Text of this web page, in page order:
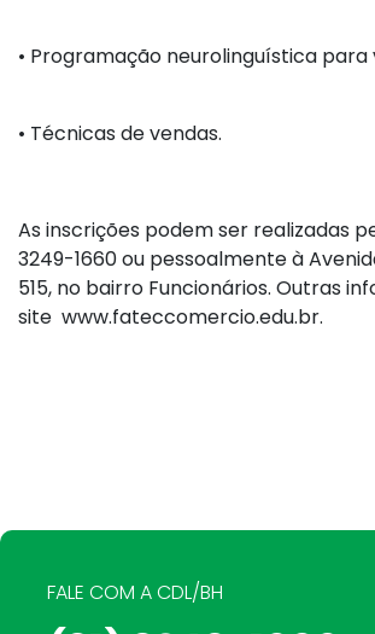
• Programação neurolinguística para
• Técnicas de vendas.
As inscrições podem ser realizadas
3249-1660 ou pessoalmente à
515, no bairro Funcionários. Outras
site www.fateccomercio.edu.br.
FALE COM A CDL/BH